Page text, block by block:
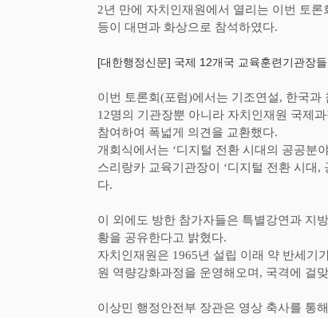
2년 만에 자치인재원에서 열리는 이번 토론
등이 대면과 화상으로 참석하였다.
[대한행정신문] 국제 12개국 교육훈련기관장
이번 토론회 (포럼)에서는 기조연설, 한국과
12명의 기관장뿐 아니라 자치인재원 국제
참여하여 폭넓게 의견을 교환했다.
개회식에서는 ‘디지털 전환 시대의 공공분
스리랑카 교육기관장이 ‘디지털 전환 시대 ,
다.
이 외에도 방한 참가자들은 특별강연과 지
황을 공유한다고 밝혔다.
자치인재원은 1965년 설립 이래 약 반세기
원 역량강화과정을 운영해오며 , 국격에 걸
이상민 행정안전부 장관은 영상 축사를 통